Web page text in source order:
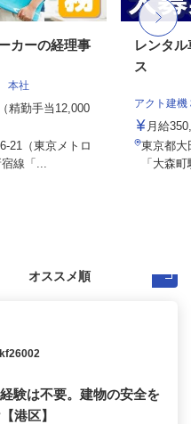
カーの経理事
本社
精勤手当12,000
21（東京メトロ
線「...
レンタ
ス
アクト建機
月給
東京都大
「大森
験は不要。建物の安全を
港区】